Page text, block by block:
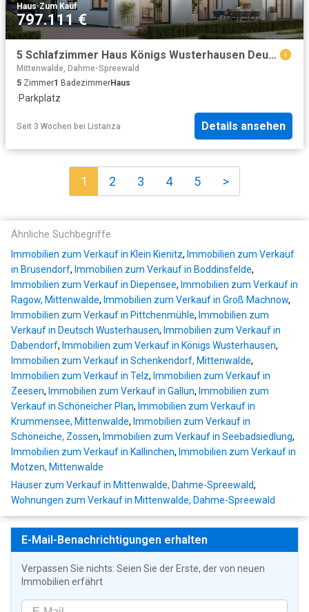
Haus·Zum Kauf
797.111 €
5 Schlafzimmer Haus Königs Wusterhausen Deutschland 103960372
Mittenwalde, Dahme-Spreewald
5 Zimmer1 BadezimmerHaus
·Parkplatz
Seit 3 Wochen bei Listanza Details ansehen
1 2 3 4 5 >
Ähnliche Suchbegriffe
Immobilien zum Verkauf in Klein Kienitz, Immobilien zum Verkauf
in Brusendorf, Immobilien zum Verkauf in Boddinsfelde,
Immobilien zum Verkauf in Diepensee, Immobilien zum Verkauf in
Ragow, Mittenwalde, Immobilien zum Verkauf in Groß Machnow,
Immobilien zum Verkauf in Pittchenmühle, Immobilien zum
Verkauf in Deutsch Wusterhausen, Immobilien zum Verkauf in
Dabendorf, Immobilien zum Verkauf in Königs Wusterhausen,
Immobilien zum Verkauf in Schenkendorf, Mittenwalde,
Immobilien zum Verkauf in Telz, Immobilien zum Verkauf in
Zeesen, Immobilien zum Verkauf in Gallun, Immobilien zum
Verkauf in Schöneicher Plan, Immobilien zum Verkauf in
Krummensee, Mittenwalde, Immobilien zum Verkauf in
Schöneiche, Zossen, Immobilien zum Verkauf in Seebadsiedlung,
Immobilien zum Verkauf in Kallinchen, Immobilien zum Verkauf in
Motzen, Mittenwalde
Häuser zum Verkauf in Mittenwalde, Dahme-Spreewald,
Wohnungen zum Verkauf in Mittenwalde, Dahme-Spreewald
E-Mail-Benachrichtigungen erhalten
Verpassen Sie nichts: Seien Sie der Erste, der von neuen
Immobilien erfährt